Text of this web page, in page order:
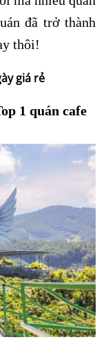
đã trở thành
thôi!
giá rẻ
1 quán cafe